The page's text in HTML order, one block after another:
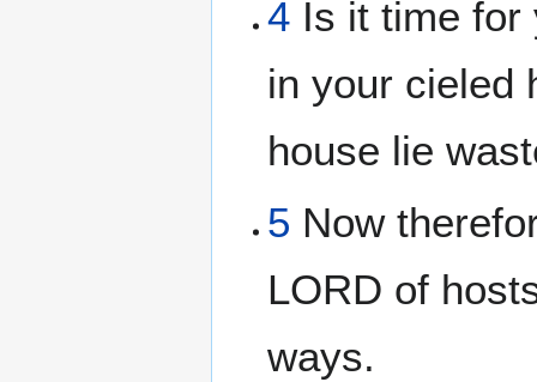
4 Is it time for
in your cieled
house lie
5 Now
LORD of
ways.